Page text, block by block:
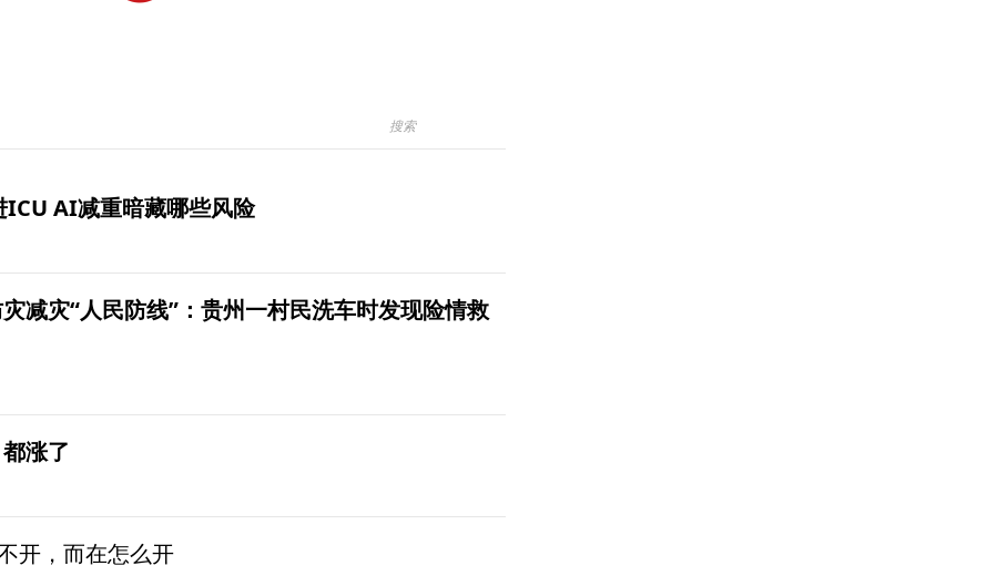
ICU AI减重暗藏哪些风险
减灾“人民防线”：贵州一村民洗车时发现险情救
涨了
开，而在怎么开